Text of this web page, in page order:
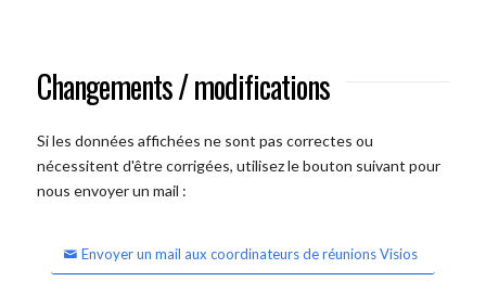
Changements / modifications
Si les données affichées ne sont pas correctes ou
nécessitent d'être corrigées, utilisez le bouton suivant pour
nous envoyer un mail :
Envoyer un mail aux coordinateurs de réunions Visios